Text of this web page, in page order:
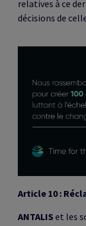
relatives à ce
décisions de
Article 10 :
ANTALISet les